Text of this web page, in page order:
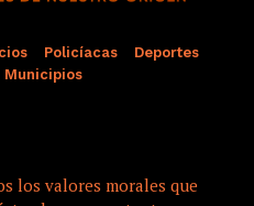
Policíacas
Deportes
Municipios
los valores morales que